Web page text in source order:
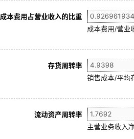
成本费用占营业收入的比重
成本费用/营业
存货周转率
销售成本/平均
流动资产周转率
主营业务收入